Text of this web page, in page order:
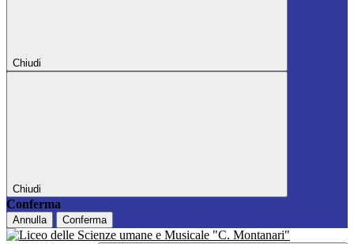
Chiudi
Chiudi
Conferma
Annulla Conferma